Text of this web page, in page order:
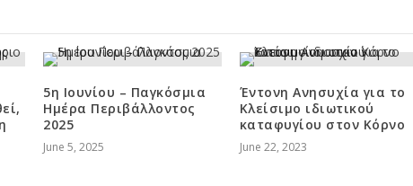
5η Ιουνίου – Παγκόσμια
Ημέρα Περιβάλλοντος
2025
June 5, 2025
Έντονη Ανησυχία για το
Κλείσιμο ιδιωτικού
καταφυγίου στον Κόρνο
June 22, 2023